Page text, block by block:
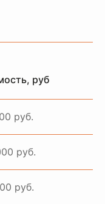
руб
руб.
руб.
руб.